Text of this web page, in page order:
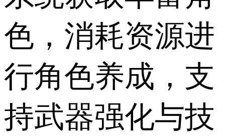
色，消耗资源进
行角色养成，支
持武器强化与技